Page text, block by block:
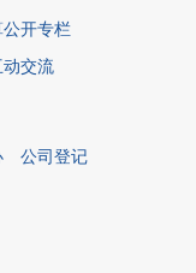
开专栏
动交流
公司登记